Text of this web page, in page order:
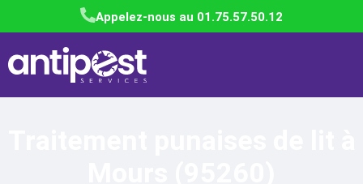
Appelez-nous au 01.75.57.50.12